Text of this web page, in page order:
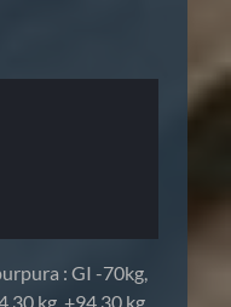
: GI -70kg,
kg, +94,30 kg